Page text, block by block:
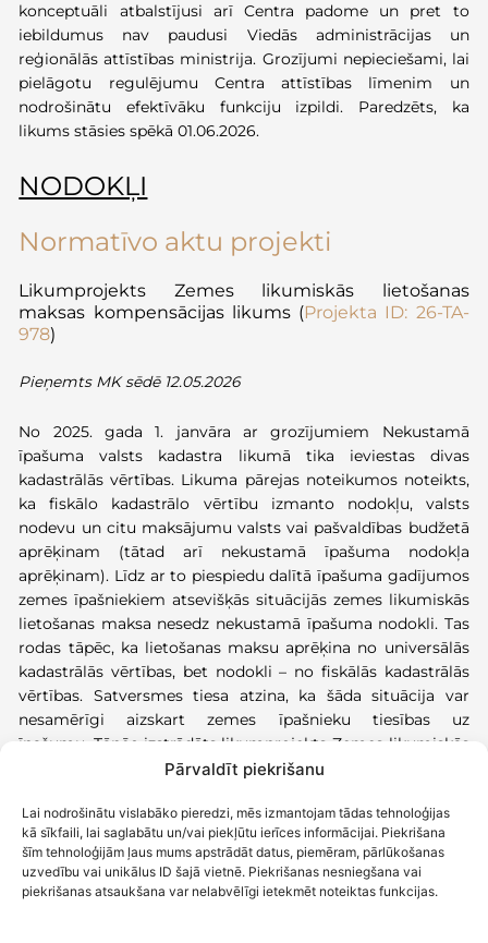
Pārvaldīt piekrišanu
Lai nodrošinātu vislabāko pieredzi, mēs izmantojam tādas tehnoloģijas
kā sīkfaili, lai saglabātu un/vai piekļūtu ierīces informācijai. Piekrišana
šīm tehnoloģijām ļaus mums apstrādāt datus, piemēram, pārlūkošanas
uzvedību vai unikālus ID šajā vietnē. Piekrišanas nesniegšana vai
piekrišanas atsaukšana var nelabvēlīgi ietekmēt noteiktas funkcijas.
konceptuāli atbalstījusi arī Centra padome un pret to
iebildumus nav paudusi Viedās administrācijas un
reģionālās attīstības ministrija. Grozījumi nepieciešami, lai
pielāgotu regulējumu Centra attīstības līmenim un
nodrošinātu efektīvāku funkciju izpildi. Paredzēts, ka
likums stāsies spēkā 01.06.2026.
NODOKĻI
Normatīvo aktu projekti
Likumprojekts Zemes likumiskās lietošanas
maksas kompensācijas likums (Projekta ID: 26-TA-
978)
Pieņemts MK sēdē 12.05.2026
No 2025. gada 1. janvāra ar grozījumiem Nekustamā
īpašuma valsts kadastra likumā tika ieviestas divas
kadastrālās vērtības. L ikuma pārejas noteikumos noteikts,
ka fiskālo kadastrālo vērtību izmanto nodokļu, valsts
nodevu un citu maksājumu valsts vai pašvaldības budžetā
aprēķinam (tātad arī nekustamā īpašuma nodokļa
aprēķinam). Līdz ar to piespiedu dalītā īpašuma gadījumos
zemes īpašniekiem atsevišķās situācijās zemes likumiskās
lietošanas maksa nesedz nekustamā īpašuma nodokli. Tas
rodas tāpēc, ka lietošanas maksu aprēķina no universālās
kadastrālās vērtības, bet nodokli– no fiskālās kadastrālās
vērtības. Satversmes tiesa atzina, ka šāda situācija var
nesamērīgi aizskart zemes īpašnieku tiesības uz
īpašumu.Tāpēc izstrādāts likumprojekts Zemes likumiskās
lietošanas maksas kompensācijas likums, kas
kuriem lietošanas maksa ir mazāka par maksājamo
nekustamā īpašuma nodokli. Kompensāciju administrēs
Valsts zemes dienests